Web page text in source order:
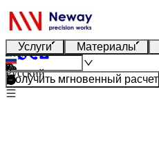
Услуги Материалы
Русский
Получить мгновенный расчет